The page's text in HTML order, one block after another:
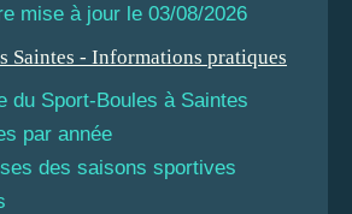
mise à jour le 03/08/2026
du Sport-Boules à Saintes
par année
des saisons sportives